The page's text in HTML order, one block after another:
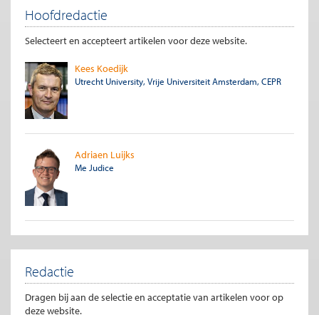
Hoofdredactie
Selecteert en accepteert artikelen voor deze website.
Kees Koedijk
Utrecht University, Vrije Universiteit Amsterdam, CEPR
Adriaen Luijks
Me Judice
Redactie
Dragen bij aan de selectie en acceptatie van artikelen voor op
deze website.